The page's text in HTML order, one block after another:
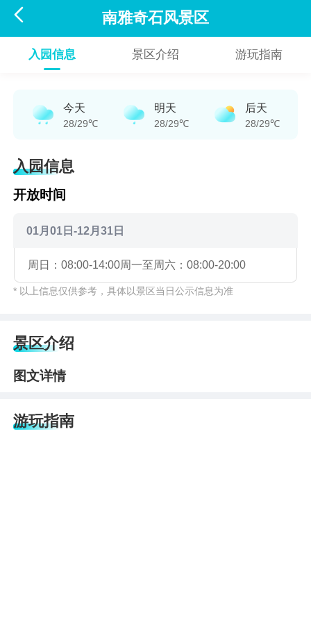
 南雅奇石风景区
入园信息 景区介绍 游玩指南
今天
28/29℃
明天
28/29℃
后天
28/29℃
入园信息
开放时间
01月01日-12月31日
周日：08:00-14:00周一至周六：08:00-20:00
* 以上信息仅供参考，具体以景区当日公示信息为准
景区介绍
图文详情
游玩指南